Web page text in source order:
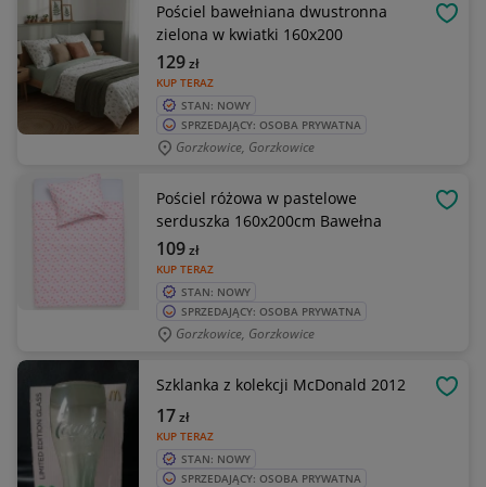
Pościel bawełniana dwustronna
zielona w kwiatki 160x200
KUP TERAZ
129zł
STAN: NOWY
SPRZEDAJĄCY: OSOBA PRYWATNA
Gorzkowice, Gorzkowice
Pościel różowa w pastelowe
serduszka 160x200cm Bawełna
KUP TERAZ
109zł
STAN: NOWY
SPRZEDAJĄCY: OSOBA PRYWATNA
Gorzkowice, Gorzkowice
Szklanka z kolekcji McDonald 2012
KUP TERAZ
17zł
STAN: NOWY
SPRZEDAJĄCY: OSOBA PRYWATNA